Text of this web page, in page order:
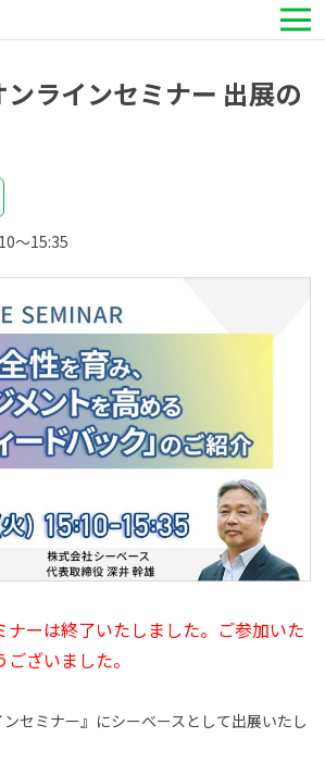
ンラインセミナー 出展の
〜15:35
ナーは終了いたしました。ご参加いた
ざいました。
ンセミナー』にシーベースとして出展いたし